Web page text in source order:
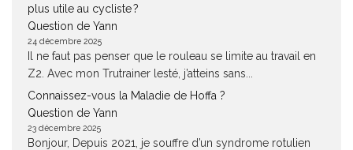
plus utile au cycliste ?
Question de Yann
24 décembre 2025
Il ne faut pas penser que le rouleau se limite au travail en
Z2. Avec mon Trutrainer lesté, j’atteins sans...
Connaissez-vous la Maladie de Hoffa ?
Question de Yann
23 décembre 2025
Bonjour, Depuis 2021, je souffre d’un syndrome rotulien